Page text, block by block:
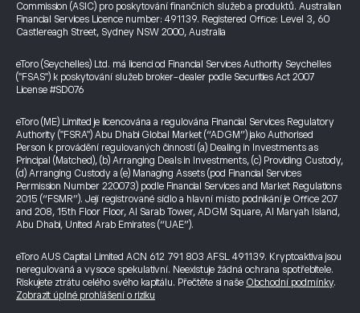
Commission (ASIC) pro poskytování finančních služeb a produktů. Australian
Financial Services Licence number: 491139. Registered Office: Level 3, 60
Castlereagh Street, Sydney NSW 2000, Australia
eToro (Seychelles) Ltd. má licenci od Financial Services Authority Seychelles
("FSAS") k poskytování služeb broker-dealer podle Securities Act 2007
License #SD076
eToro (ME) Limited je licencována a regulována Financial Services Regulatory
Authority ("FSRA") Abu Dhabi Global Market (“ADGM”) jako Authorised
Person k provádění regulovaných činností (a) Dealing in Investments as
Principal (Matched), (b) Arranging Deals in Investments, (c) Providing Custody,
(d) Arranging Custody a (e) Managing Assets (pod Financial Services
Permission Number 220073) podle Financial Services and Market Regulations
2015 (“FSMR”). Její registrované sídlo a hlavní místo podnikání je Office 207
and 208, 15th Floor Floor, Al Sarab Tower, ADGM Square, Al Maryah Island,
Abu Dhabi, United Arab Emirates (“UAE”).
eToro AUS Capital Limited ACN 612 791 803 AFSL 491139. Kryptoaktiva jsou
neregulovaná a vysoce spekulativní. Neexistuje žádná ochrana spotřebitele.
Riskujete ztrátu celého svého kapitálu. Přečtěte si naše Obchodní podmínky.
Zobrazit úplné prohlášení o riziku